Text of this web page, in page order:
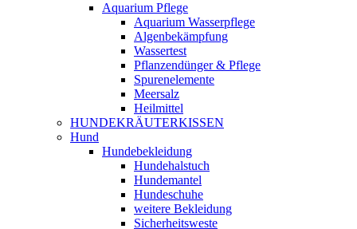
Aquarium Pflege
Aquarium Wasserpflege
Algenbekämpfung
Wassertest
Pflanzendünger & Pflege
Spurenelemente
Meersalz
Heilmittel
HUNDEKRÄUTERKISSEN
Hund
Hundebekleidung
Hundehalstuch
Hundemantel
Hundeschuhe
weitere Bekleidung
Sicherheitsweste